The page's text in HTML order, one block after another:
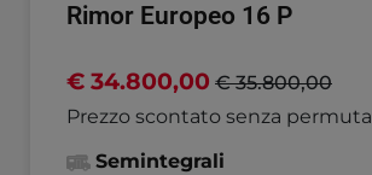
Rimor Europeo 16 P
€ 34.800,00 € 35.800,00
Prezzo scontato senza permuta
Semintegrali